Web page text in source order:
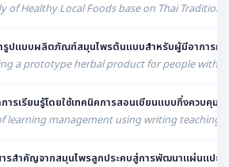
of Healthy Local Foods base on Thai
ปแบบผลิตภัณฑ์สมุนไพรต้นแบบสำหรับผู้มีอาการผื่
a prototype herbal product for people with
ารเรียนรู้โดยใช้เทคนิคการสอนเขียนแบบกึ่งควบคุ
learning management using writing teaching
รสำคัญจากสมุนไพรลูกประคบสู่การพัฒนาแผ่นแปะ